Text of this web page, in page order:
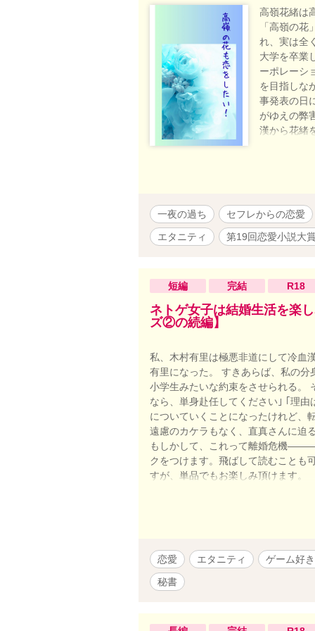
高嶺花緒は
「高嶺の
れ、実は全
大学を卒業
ーポレーシ
を目指しな
事発表の日
がゆえの弊
漢から花緒
一夜の過ち
セフレからの恋愛
エタニティ
第19回恋愛小説大
短編 完結 R18
ネトゲ女子は結婚生活を楽
ズ②の続編】
私、木村有里は極悪非道にして冷血
有里になった。 すきあらば、私の
小学生みたいな約束をさせられる。
なら、単身赴任してください｣ ｢理
についていくことになったけれど、
遠慮のカケラもなく、直真さんに迫
もしかして、これって離婚危機
クをつけます。飛ばして読むことも
すが、単品でもお楽しみ頂けます
恋愛 エタニティ
ゲーム好
秘書